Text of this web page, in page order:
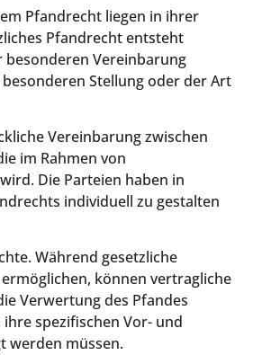
Pfandrecht liegen in ihrer
Pfandrecht entsteht
besonderen Vereinbarung
Stellung oder der Art
Vereinbarung zwischen
im Rahmen von
Die Parteien haben in
individuell zu gestalten
Während gesetzliche
können vertragliche
Verwertung des Pfandes
spezifischen Vor- und
werden müssen.